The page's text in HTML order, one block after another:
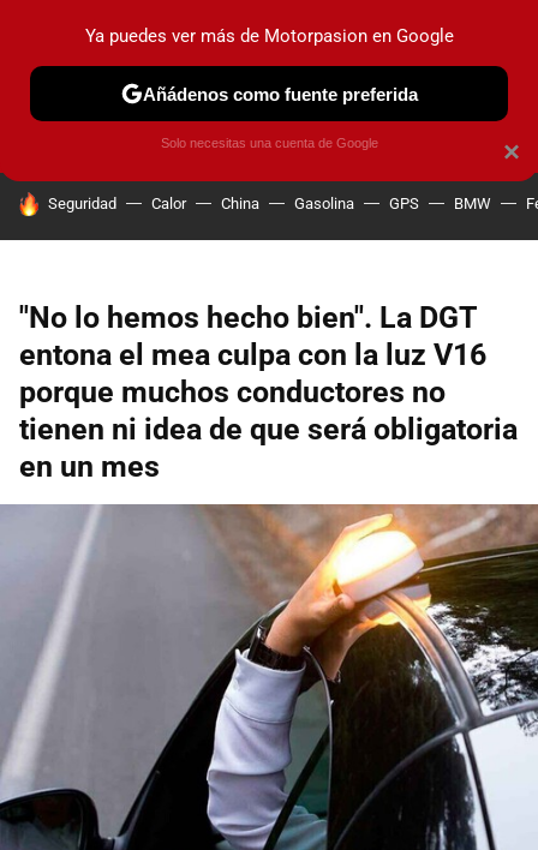
PRUEBAS COCHES ELÉCTRICOS OBSERVATORIO
HOY SE HABLA DE
Seguridad Calor China Gasolina GPS BMW
"No lo hemos hecho bien". La DGT
entona el mea culpa con la luz V16
porque muchos conductores no
tienen ni idea de que será obligatoria
en un mes
×
Ya puedes ver más de Motorpasion en Google
Añádenos como fuente preferida
Solo necesitas una cuenta de Google